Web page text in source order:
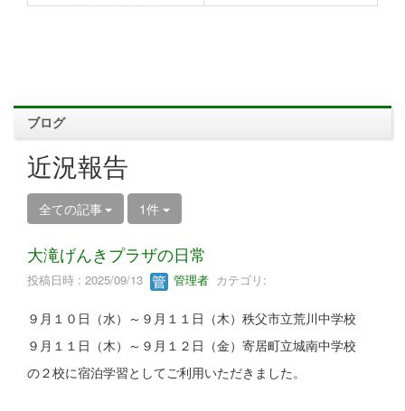
ブログ
近況報告
全ての記事 1件
大滝げんきプラザの日常
投稿日時 : 2025/09/13 管理者 カテゴリ:
９月１０日（水）～９月１１日（木）秩父市立荒川中学校
９月１１日（木）～９月１２日（金）寄居町立城南中学校
の２校に宿泊学習としてご利用いただきました。